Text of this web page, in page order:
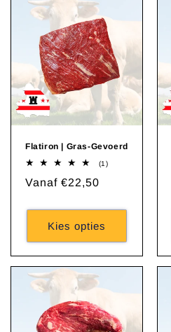
Flatiron | Gras-Gevoerd
(1)1
Normale
Vanaf €22,50
Kies opties